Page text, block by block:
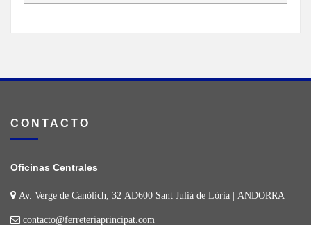
CONTACTO
Oficinas Centrales
Av. Verge de Canòlich, 32 AD600 Sant Julià de Lòria | ANDORRA
contacto@ferreteriaprincipat.com